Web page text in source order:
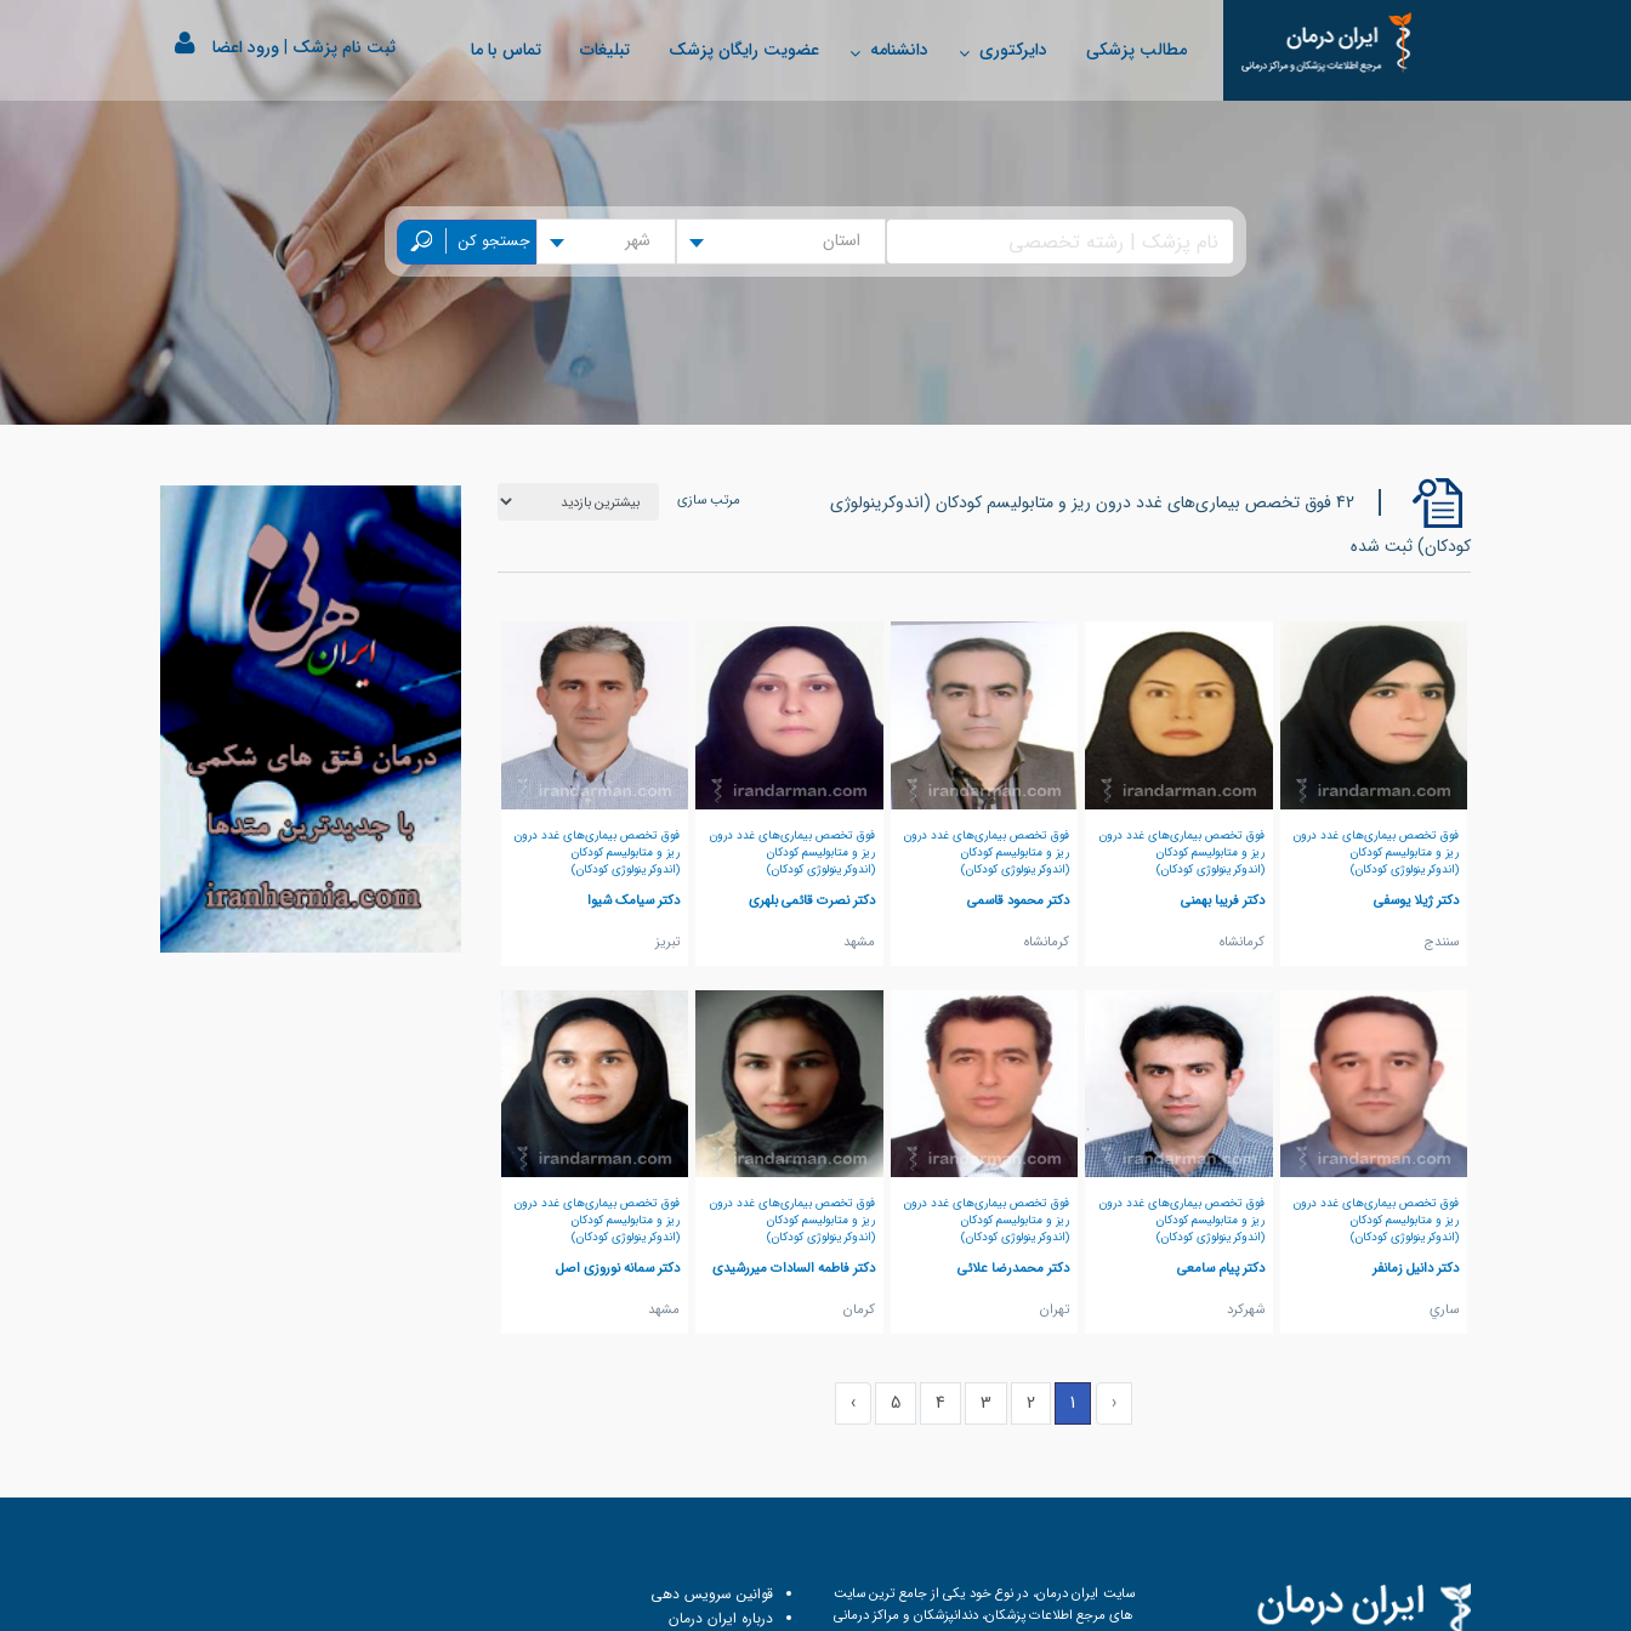
مطالب پزشکی دایرکتوری دانشنامه عضویت رایگان پزشک تبلیغات تماس با ما ثبت نام پزشک |ورود اعضا
استان شهر جستجو کن
42 فوق تخصص بیماری‌های غدد درون ریز و متابولیسم کودکان (اندوکرینولوژی
کودکان) ثبت شده
مرتب سازی
فوق تخصص بیماری‌های غدد درون
ریز و متابولیسم کودکان
(اندوکرینولوژی کودکان)
دکتر ژیلا یوسفی
سنندج
فوق تخصص بیماری‌های غدد درون
ریز و متابولیسم کودکان
(اندوکرینولوژی کودکان)
دکتر فریبا بهمنی
كرمانشاه
فوق تخصص بیماری‌های غدد درون
ریز و متابولیسم کودکان
(اندوکرینولوژی کودکان)
دکتر محمود قاسمی
كرمانشاه
فوق تخصص بیماری‌های غدد درون
ریز و متابولیسم کودکان
(اندوکرینولوژی کودکان)
دکتر نصرت قائمی بلهری
مشهد
فوق تخصص بیماری‌های غدد درون
ریز و متابولیسم کودکان
(اندوکرینولوژی کودکان)
دکتر سیامک شیوا
تبريز
فوق تخصص بیماری‌های غدد درون
ریز و متابولیسم کودکان
(اندوکرینولوژی کودکان)
دکتر دانیل زمانفر
ساري
فوق تخصص بیماری‌های غدد درون
ریز و متابولیسم کودکان
(اندوکرینولوژی کودکان)
دکتر پیام سامعی
شهركرد
فوق تخصص بیماری‌های غدد درون
ریز و متابولیسم کودکان
(اندوکرینولوژی کودکان)
دکتر محمدرضا علائی
تهران
فوق تخصص بیماری‌های غدد درون
ریز و متابولیسم کودکان
(اندوکرینولوژی کودکان)
دکتر فاطمه السادات میررشیدی
كرمان
فوق تخصص بیماری‌های غدد درون
ریز و متابولیسم کودکان
(اندوکرینولوژی کودکان)
دکتر سمانه نوروزی اصل
مشهد
‹
1
2
3
4
5
›
سایت ایران درمان، در نوع خود یکی از جامع ترین سایت
های مرجع اطلاعات پزشکان، دندانپزشکان و مراکز درمانی
قوانین سرویس دهی
درباره ایران درمان